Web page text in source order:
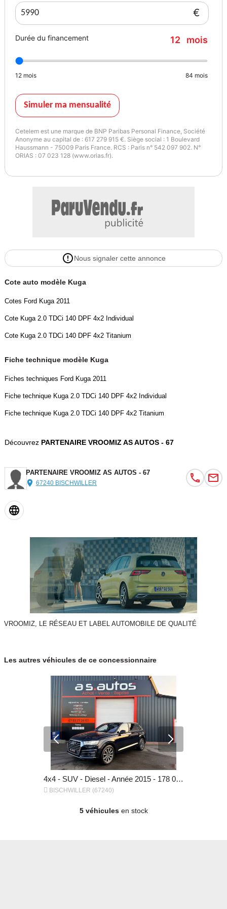
* Reprise de votre véhicule possible.
* Véhicules révisés et garantis
garantie.
délais de nos vendeurs
9 RUE DU ROTHBAECHEL 67240 BISCHWILLER
Notre garage se situe en face de Duravit
* Horaires d'ouverture : (entre 12h et 14h sur rendez-vous)
Ouvert du Lundi au vendredi de 9h à 12h et de 14h à 19h
Visite possible le dimanche et les jours férié (sur RDV)
140
€
Durée du financement 12 mois
12 mois 84 mois
Simuler ma mensualité
Cetelem est une marque de BNP Paribas Personal Finance, Société
Anonyme au capital de : 617 279 915 €. Siège social : 1 Boulevard
Haussmann - 75009 Paris France. RCS : Paris n° 542 097 902. N°
ORIAS : 07 023 128 (www.orias.fr).
Nous signaler cette annonce
Cote auto modèle Kuga
Cotes Ford Kuga 2011
Cote Kuga 2.0 TDCi 140 DPF 4x2 Individual
Cote Kuga 2.0 TDCi 140 DPF 4x2 Titanium
Fiche technique modèle Kuga
Fiches techniques Ford Kuga 2011
Fiche technique Kuga 2.0 TDCi 140 DPF 4x2 Individual
Fiche technique Kuga 2.0 TDCi 140 DPF 4x2 Titanium
Découvrez PARTENAIRE VROOMIZ AS AUTOS - 67
PARTENAIRE VROOMIZ AS AUTOS - 67
67240 BISCHWILLER
VROOMIZ, LE RÉSEAU ET LABEL AUTOMOBILE DE QUALITÉ
Les autres véhicules de ce concessionnaire
4x4 - SUV - Diesel - Année 2015 - 178 000 km, 25 990 €
 BISCHWILLER (67240)
5 véhiculesen stock